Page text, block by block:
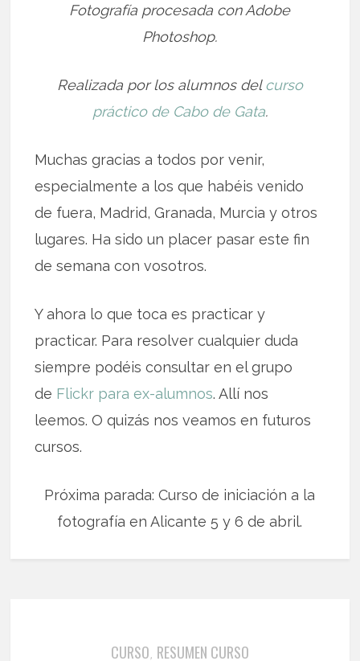
Fotografía procesada con Adobe
Photoshop.
Realizada por los alumnos delcurso
práctico de Cabo de Gata.
Muchas gracias a todos por venir,
especialmente a los que habéis venido
de fuera, Madrid, Granada, Murcia y otros
lugares. Ha sido un placer pasar este fin
de semana con vosotros.
Y ahora lo que toca es practicar y
practicar. Para resolver cualquier duda
siempre podéis consultar en el grupo
de Flickr para ex-alumnos. Allí nos
leemos. O quizás nos veamos en futuros
cursos.
Próxima parada: Curso de iniciación a la
fotografía en Alicante 5 y 6 de abril.
CURSO, RESUMEN CURSO